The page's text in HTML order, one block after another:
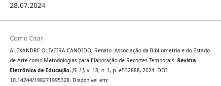
28.07.2024
Como Citar
ALEXANDRE OLIVEIRA CANDIDO, Renato. Associação da Bibliometria e do Estado
de Arte como Metodologias para Elaboração de Recortes Temporais. Revista
Eletrônica de Educação, [S. l.], v. 18, n. 1, p. e532888, 2024. DOI:
10.14244/198271995328. Disponível em: